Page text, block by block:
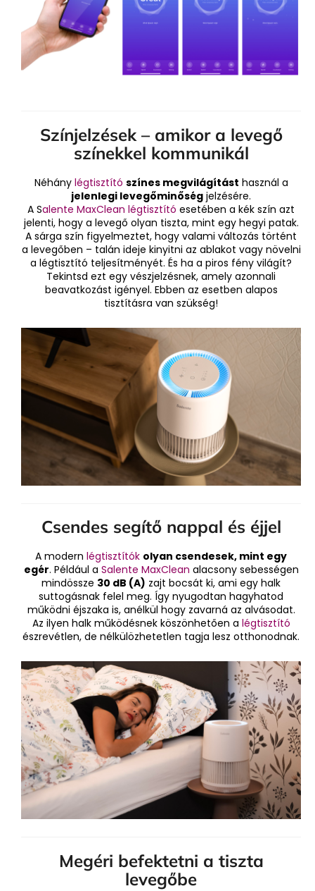
Színjelzések – amikor a levegő
színekkel kommunikál
Néhány légtisztító színes megvilágítást használ a
jelenlegi levegőminőség jelzésére.
A Salente MaxClean légtisztító esetében a kék szín azt
jelenti, hogy a levegő olyan tiszta, mint egy hegyi patak.
A sárga szín figyelmeztet, hogy valami változás történt
a levegőben – talán ideje kinyitni az ablakot vagy növelni
a légtisztító teljesítményét. És ha a piros fény világít?
Tekintsd ezt egy vészjelzésnek, amely azonnali
beavatkozást igényel. Ebben az esetben alapos
tisztításra van szükség!
Csendes segítő nappal és éjjel
A modern légtisztítók olyan csendesek, mint egy
egér. Például a Salente MaxClean alacsony sebességen
mindössze 30 dB (A) zajt bocsát ki, ami egy halk
suttogásnak felel meg. Így nyugodtan hagyhatod
működni éjszaka is, anélkül hogy zavarná az alvásodat.
Az ilyen halk működésnek köszönhetően a légtisztító
észrevétlen, de nélkülözhetetlen tagja lesz otthonodnak.
Megéri befektetni a tiszta
levegőbe